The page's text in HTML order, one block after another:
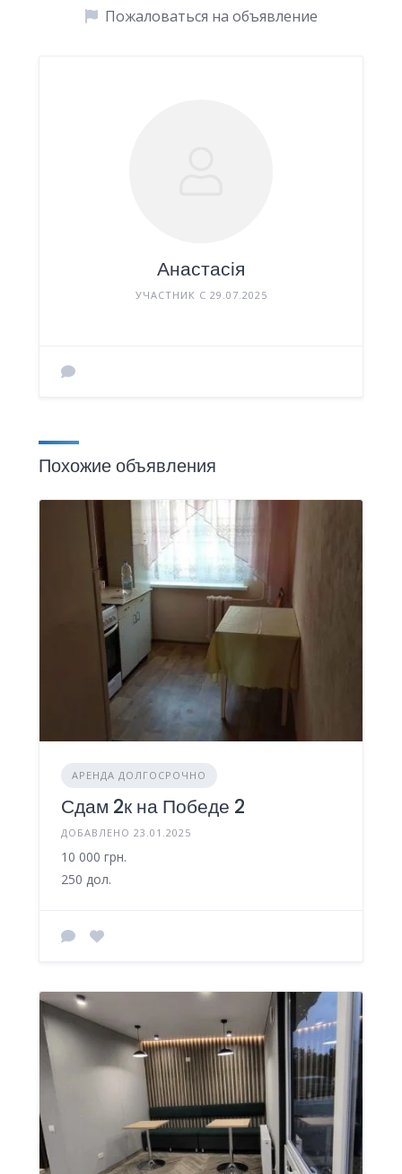
Пожаловаться на объявление
Анастасія
УЧАСТНИК С 29.07.2025
Похожие объявления
АРЕНДА ДОЛГОСРОЧНО
Сдам 2к на Победе 2
ДОБАВЛЕНО 23.01.2025
10 000 грн.
250 дол.